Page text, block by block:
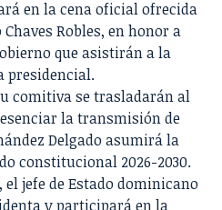
en la cena oficial ofrecida
Robles, en honor a
que asistirán a la
presidencial.
comitiva se trasladarán al
la transmisión de
Delgado asumirá la
constitucional 2026-2030.
el jefe de Estado dominicano
y participará en la